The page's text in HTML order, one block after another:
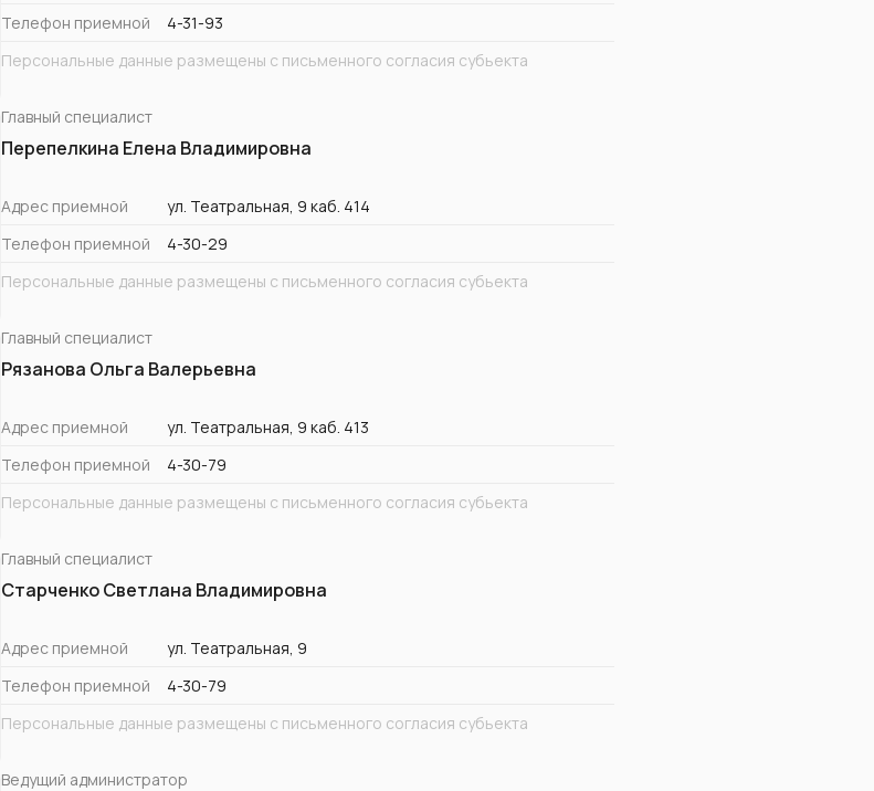
Телефон приемной
4-31-93
Персональные данные размещены с письменного согласия субьекта
Главный специалист
Перепелкина Елена Владимировна
Адрес приемной
ул. Театральная, 9 каб. 414
Телефон приемной
4-30-29
Персональные данные размещены с письменного согласия субьекта
Главный специалист
Рязанова Ольга Валерьевна
Адрес приемной
ул. Театральная, 9 каб. 413
Телефон приемной
4-30-79
Персональные данные размещены с письменного согласия субьекта
Главный специалист
Старченко Светлана Владимировна
Адрес приемной
ул. Театральная, 9
Телефон приемной
4-30-79
Персональные данные размещены с письменного согласия субьекта
Ведущий администратор